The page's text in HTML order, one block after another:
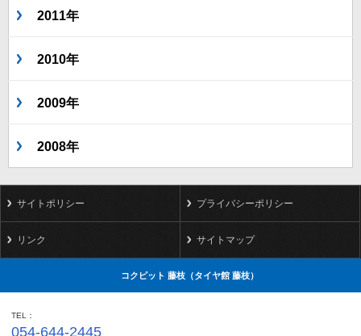
2011年
2010年
2009年
2008年
サイトポリシー プライバシーポリシー
リンク サイトマップ
コクピット 藤枝（タイヤ館 藤枝）
TEL
054-644-2445